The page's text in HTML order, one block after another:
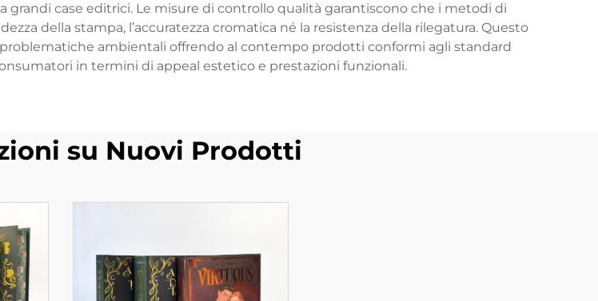
case editrici. Le misure di controllo qualità garantiscono che i metodi di
della stampa, l’accuratezza cromatica né la resistenza della rilegatura. Questo
ambientali offrendo al contempo prodotti conformi agli standard
in termini di appeal estetico e prestazioni funzionali.
su Nuovi Prodotti